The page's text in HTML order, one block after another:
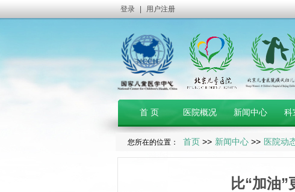
登录 用户注册
首 页 医院概况 新闻中心 科
您所在的位置： 首页 >> 新闻中心 >> 医院动
比“加油